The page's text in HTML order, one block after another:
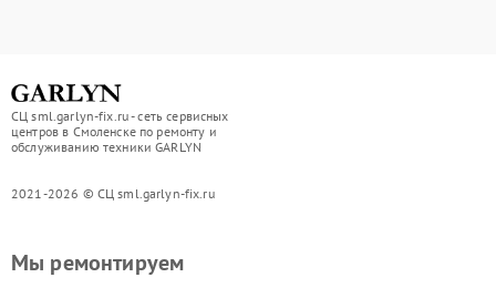
СЦ sml.garlyn-fix.ru - сеть сервисных
центров в Смоленске по ремонту и
обслуживанию техники GARLYN
2021-2026 © СЦ sml.garlyn-fix.ru
Мы ремонтируем